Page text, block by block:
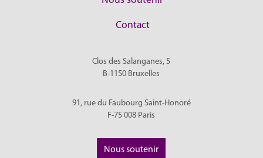
Contact
Clos des Salanganes, 5
B-1150 Bruxelles
91, rue du Faubourg Saint-Honoré
F-75 008 Paris
Nous soutenir